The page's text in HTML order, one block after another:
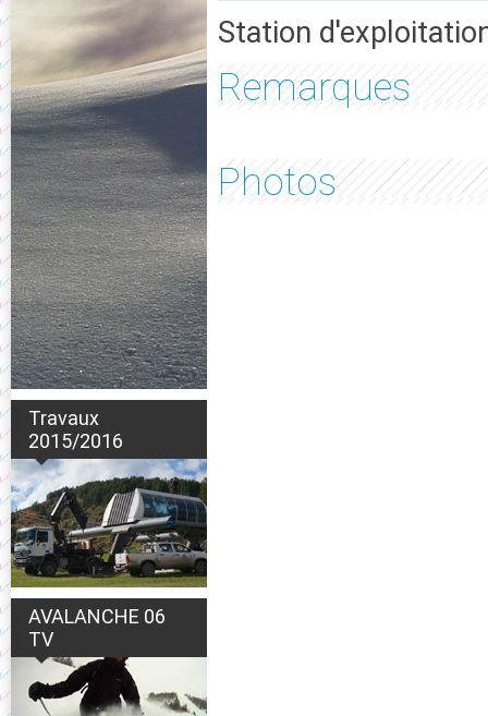
Travaux
2015/2016
AVALANCHE 06
TV
Station
Remarques
Photos